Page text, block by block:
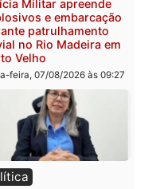
Polícia
Polícia Civil deflagra
operação contra facção
criminosa que atacava
provedores de internet
Rondônia
sexta-feira, 07/08/2026 às